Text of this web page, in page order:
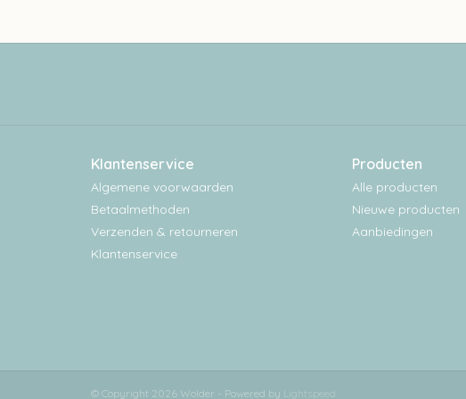
Klantenservice
Algemene voorwaarden
Betaalmethoden
Verzenden & retourneren
Klantenservice
Producten
Alle producten
Nieuwe producten
Aanbiedingen
© Copyright 2026 Wolder - Powered by Lightspeed